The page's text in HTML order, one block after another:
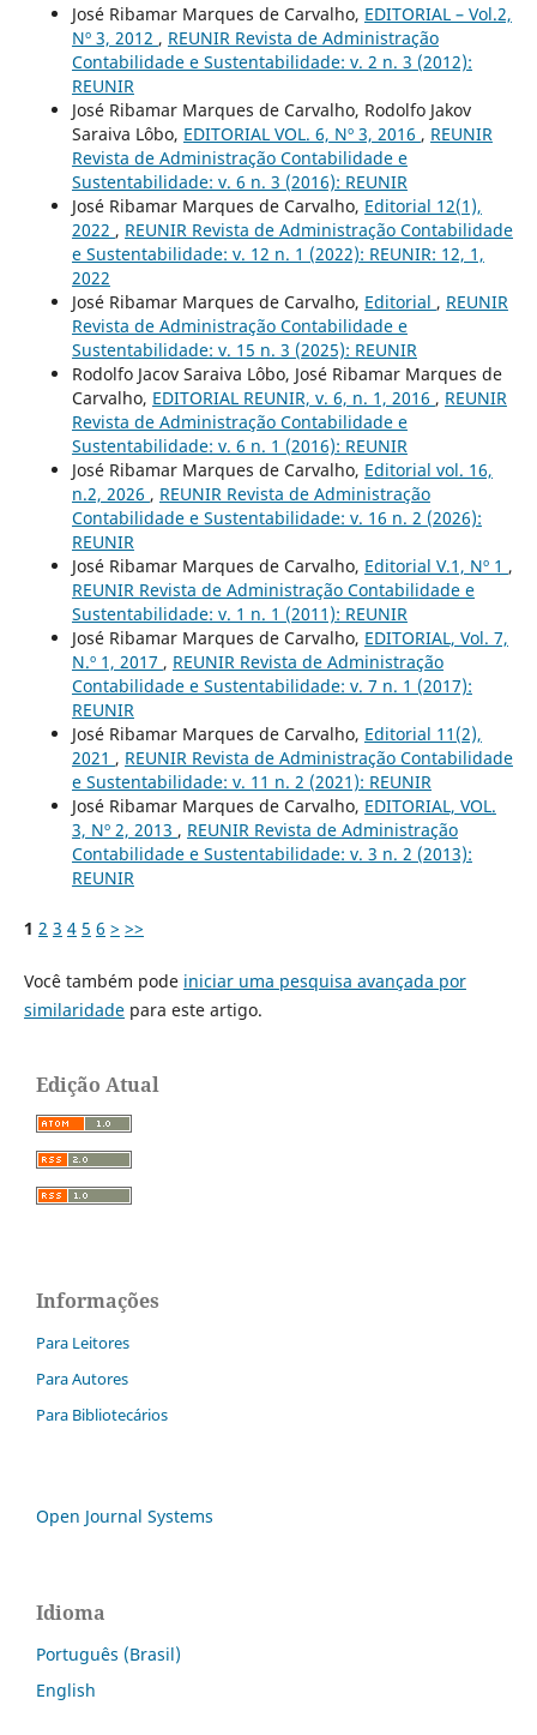
José Ribamar Marques de Carvalho, EDITORIAL – Vol.2,
Nº 3, 2012 , REUNIR Revista de Administração
Contabilidade e Sustentabilidade: v. 2 n. 3 (2012):
REUNIR
José Ribamar Marques de Carvalho, Rodolfo Jakov
Saraiva Lôbo, EDITORIAL VOL. 6, Nº 3, 2016 , REUNIR
Revista de Administração Contabilidade e
Sustentabilidade: v. 6 n. 3 (2016): REUNIR
José Ribamar Marques de Carvalho, Editorial 12(1),
2022 , REUNIR Revista de Administração Contabilidade
e Sustentabilidade: v. 12 n. 1 (2022): REUNIR: 12, 1,
2022
José Ribamar Marques de Carvalho, Editorial , REUNIR
Revista de Administração Contabilidade e
Sustentabilidade: v. 15 n. 3 (2025): REUNIR
Rodolfo Jacov Saraiva Lôbo, José Ribamar Marques de
Carvalho, EDITORIAL REUNIR, v. 6, n. 1, 2016 , REUNIR
Revista de Administração Contabilidade e
Sustentabilidade: v. 6 n. 1 (2016): REUNIR
José Ribamar Marques de Carvalho, Editorial vol. 16,
n.2, 2026 , REUNIR Revista de Administração
Contabilidade e Sustentabilidade: v. 16 n. 2 (2026):
REUNIR
José Ribamar Marques de Carvalho, Editorial V.1, Nº 1 ,
REUNIR Revista de Administração Contabilidade e
Sustentabilidade: v. 1 n. 1 (2011): REUNIR
José Ribamar Marques de Carvalho, EDITORIAL, Vol. 7,
N.º 1, 2017 , REUNIR Revista de Administração
Contabilidade e Sustentabilidade: v. 7 n. 1 (2017):
REUNIR
José Ribamar Marques de Carvalho, Editorial 11(2),
2021 , REUNIR Revista de Administração Contabilidade
e Sustentabilidade: v. 11 n. 2 (2021): REUNIR
José Ribamar Marques de Carvalho, EDITORIAL, VOL.
3, Nº 2, 2013 , REUNIR Revista de Administração
Contabilidade e Sustentabilidade: v. 3 n. 2 (2013):
REUNIR
1 2 3 4 5 6 > >>
Você também pode iniciar uma pesquisa avançada por
similaridadepara este artigo.
Edição Atual
Informações
Para Leitores
Para Autores
Para Bibliotecários
Open Journal Systems
Idioma
Português (Brasil)
English